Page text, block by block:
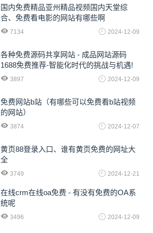
国内免费精品亚州精品视频国内天堂综
合、免费看电影的网站有哪些啊
7134 2024-12-09
各种免费源码共享网站 - 成品网站源码
1688免费推荐-智能化时代的挑战与机遇!
3897 2024-12-09
免费网站b站（有哪些可以免费看b站视频
的网站）
3874 2024-12-07
黄页88登录入口、谁有黄页免费的网址大
全
3749 2024-12-21
在线crm在线oa免费 - 有没有免费的OA系
统呢
3496 2024-12-09